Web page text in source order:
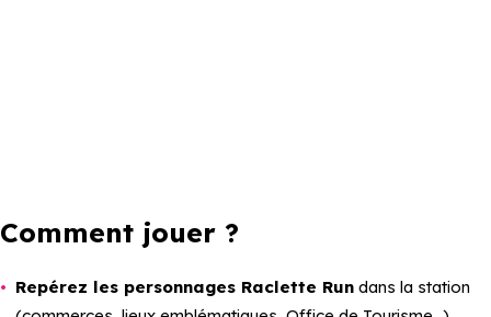
Comment jouer ?
Repérez les personnages Raclette Run dans la station